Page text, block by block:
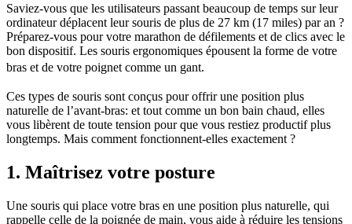
Saviez-vous que les utilisateurs passant beaucoup de temps sur leur
ordinateur déplacent leur souris de plus de 27 km (17 miles) par an ?
Préparez-vous pour votre marathon de défilements et de clics avec le
bon dispositif. Les souris ergonomiques épousent la forme de votre
bras et de votre poignet comme un gant.
Ces types de souris sont conçus pour offrir une position plus
naturelle de l’avant-bras: et tout comme un bon bain chaud, elles
vous libèrent de toute tension pour que vous restiez productif plus
longtemps. Mais comment fonctionnent-elles exactement ?
1. Maîtrisez votre posture
Une souris qui place votre bras en une position plus naturelle, qui
rappelle celle de la poignée de main, vous aide à réduire les tensions